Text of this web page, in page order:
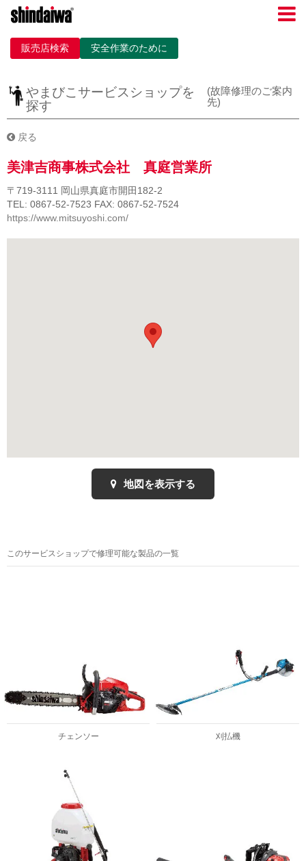
販売店検索 安全作業のために
やまびこサービスショップを
探す
(故障修理のご案内
先)
戻る
美津吉商事株式会社 真庭営業所
〒719-3111 岡山県真庭市開田182-2
TEL: 0867-52-7523 FAX: 0867-52-7524
https://www.mitsuyoshi.com/
地図を表示する
このサービスショップで修理可能な製品の一覧
チェンソー 刈払機